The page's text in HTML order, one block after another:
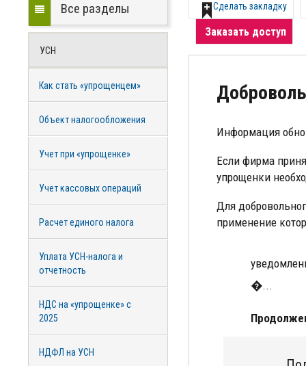
Сделать закладку
Заказать доступ
Информация
Если фирма
упрощенки
Для
применение
�...
Все разделы
УСН
Как стать «упрощенцем»
Объект налогообложения
Учет при «упрощенке»
Учет кассовых операций
Расчет единого налога
Уплата УСН-налога и
отчетность
НДС на «упрощенке» с
2025
НДФЛ на УСН